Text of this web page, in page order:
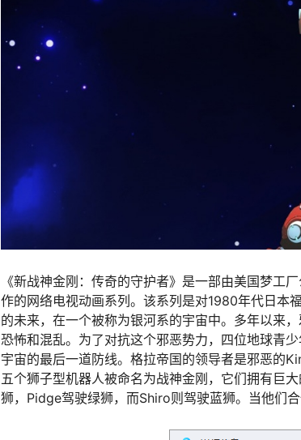
《新战神金刚：传奇的守护者》是一部由美国梦
作的网络电视动画系列。该系列是对1980年代日本
的未来，在一个被称为银河系的宇宙中。多年以来
恐怖和混乱。为了对抗这个邪恶势力，四位地球青
宇宙的最后一道防线。格拉帝国的领导者是邪恶的
五个狮子型机器人被命名为战神金刚，它们拥有巨
狮，Pidge驾驶绿狮，而Shiro则驾驶蓝狮。当他们